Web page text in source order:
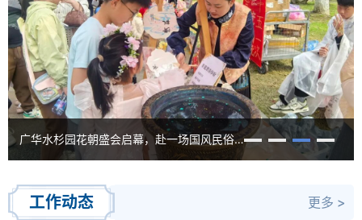
广华水杉园花朝盛会启幕，赴一场国风民俗之约
工作动态 更多 >